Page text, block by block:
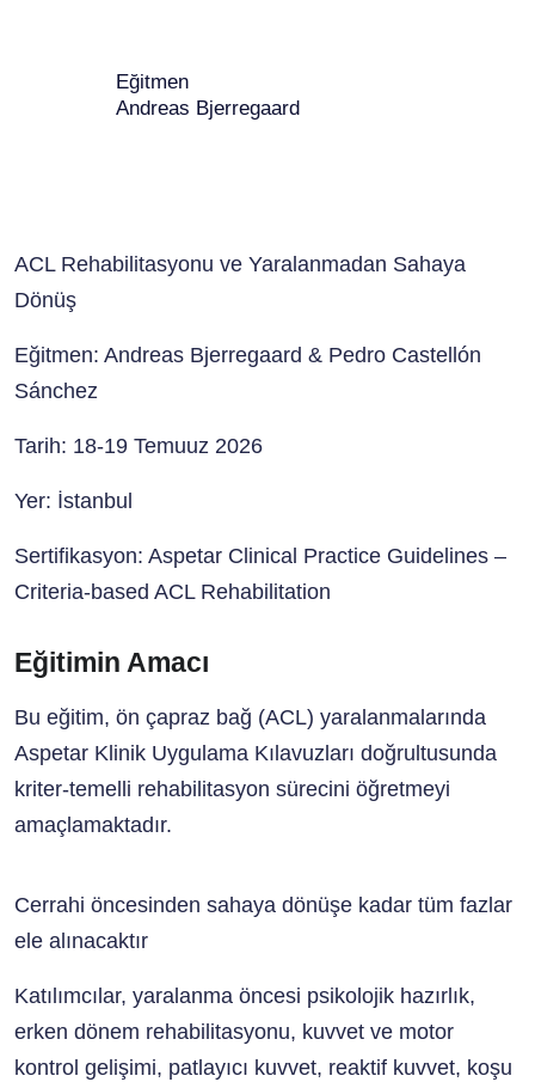
Eğitmen
Andreas Bjerregaard
ACL Rehabilitasyonu ve Yaralanmadan Sahaya
Dönüş
Eğitmen: Andreas Bjerregaard & Pedro Castellón
Sánchez
Tarih: 18-19 Temuuz 2026
Yer: İstanbul
Sertifikasyon: Aspetar Clinical Practice Guidelines –
Criteria-based ACL Rehabilitation
Eğitimin Amacı
Bu eğitim, ön çapraz bağ (ACL) yaralanmalarında
Aspetar Klinik Uygulama Kılavuzları doğrultusunda
kriter-temelli rehabilitasyon sürecini öğretmeyi
amaçlamaktadır.
Cerrahi öncesinden sahaya dönüşe kadar tüm fazlar
ele alınacaktır
Katılımcılar, yaralanma öncesi psikolojik hazırlık,
erken dönem rehabilitasyonu, kuvvet ve motor
kontrol gelişimi, patlayıcı kuvvet, reaktif kuvvet, koşu